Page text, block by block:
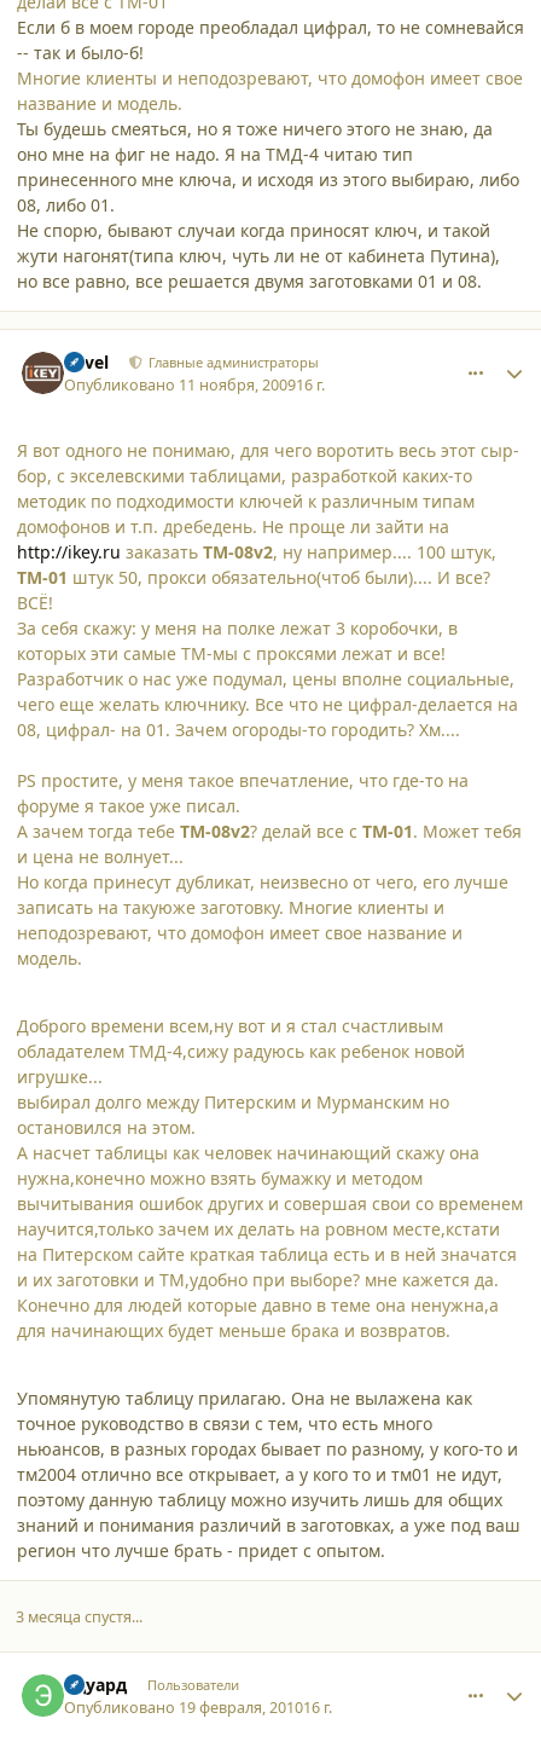
Если б в моем городе преобладал цифрал, то не сомневайся
-- так и было-б!
Многие клиенты и неподозревают, что домофон имеет свое
название и модель.
Ты будешь смеяться, но я тоже ничего этого не знаю, да
оно мне на фиг не надо. Я на ТМД-4 читаю тип
принесенного мне ключа, и исходя из этого выбираю, либо
08, либо 01.
Не спорю, бывают случаи когда приносят ключ, и такой
жути нагонят(типа ключ, чуть ли не от кабинета Путина),
но все равно, все решается двумя заготовками 01 и 08.
Pavel Главные администраторы
Опубликовано 11 ноября, 200916 г.
Я вот одного не понимаю, для чего воротить весь этот сыр-
бор, с экселевскими таблицами, разработкой каких-то
методик по подходимости ключей к различным типам
домофонов и т.п. дребедень. Не проще ли зайти на
http://ikey.ru заказать TM-08v2, ну например.... 100 штук,
ТМ-01 штук 50, прокси обязательно(чтоб были).... И все?
ВСЁ!
За себя скажу: у меня на полке лежат 3 коробочки, в
которых эти самые ТМ-мы с проксями лежат и все!
Разработчик о нас уже подумал, цены вполне социальные,
чего еще желать ключнику. Все что не цифрал-делается на
08, цифрал- на 01. Зачем огороды-то городить? Хм....
PS простите, у меня такое впечатление, что где-то на
форуме я такое уже писал.
А зачем тогда тебе TM-08v2? делай все с ТМ-01. Может тебя
и цена не волнует...
Но когда принесут дубликат, неизвесно от чего, его лучше
записать на такуюже заготовку. Многие клиенты и
неподозревают, что домофон имеет свое название и
модель.
Доброго времени всем,ну вот и я стал счастливым
обладателем ТМД-4,сижу радуюсь как ребенок новой
игрушке...
выбирал долго между Питерским и Мурманским но
остановился на этом.
А насчет таблицы как человек начинающий скажу она
нужна,конечно можно взять бумажку и методом
вычитывания ошибок других и совершая свои со временем
научится,только зачем их делать на ровном месте,кстати
на Питерском сайте краткая таблица есть и в ней значатся
и их заготовки и ТМ,удобно при выборе? мне кажется да.
Конечно для людей которые давно в теме она ненужна,а
для начинающих будет меньше брака и возвратов.
Упомянутую таблицу прилагаю. Она не вылажена как
точное руководство в связи с тем, что есть много
ньюансов, в разных городах бывает по разному, у кого-то и
тм2004 отлично все открывает, а у кого то и тм01 не идут,
поэтому данную таблицу можно изучить лишь для общих
знаний и понимания различий в заготовках, а уже под ваш
регион что лучше брать - придет с опытом.
3 месяца спустя...
Эдуард Пользователи
Опубликовано 19 февраля, 201016 г.